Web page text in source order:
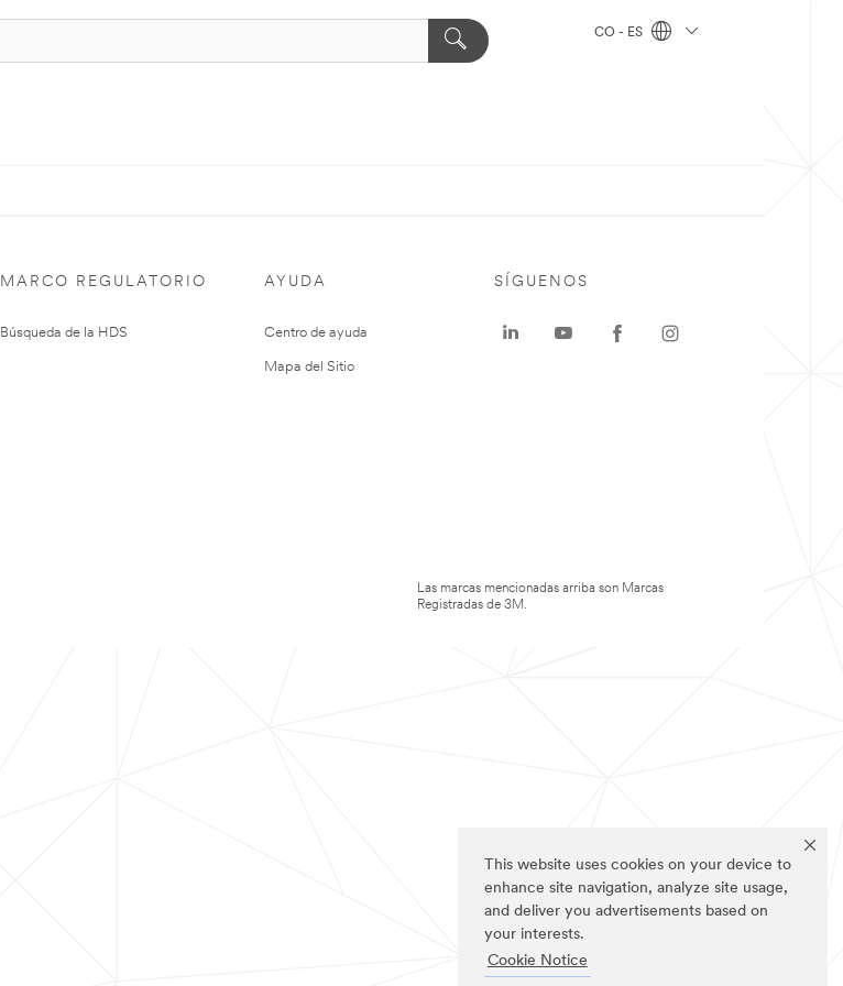
This website uses cookies on your device to
enhance site navigation, analyze site usage,
and deliver you advertisements based on
your interests.
Cookie Notice
CO - ES
MARCO REGULATORIO
Búsqueda de la HDS
AYUDA
Centro de ayuda
Mapa del Sitio
SÍGUENOS
Las marcas mencionadas arriba son Marcas
Registradas de 3M.